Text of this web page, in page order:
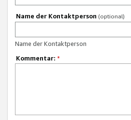
Name der Kontaktperson (optional)
Name der Kontaktperson
Kommentar: *